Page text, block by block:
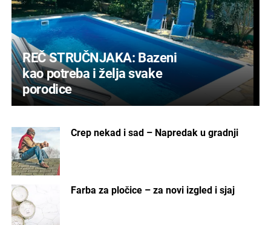
REČ STRUČNJAKA: Bazeni
kao potreba i želja svake
porodice
Crep nekad i sad – Napredak u gradnji
Farba za pločice – za novi izgled i sjaj